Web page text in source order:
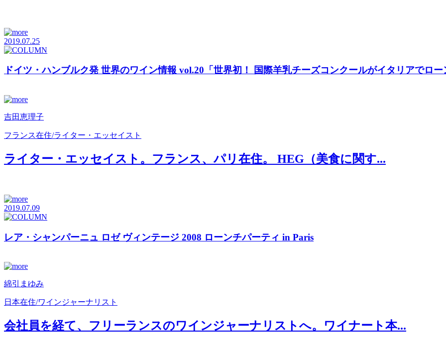
2019.07.25
ドイツ・ハンブルク発 世界のワイン情報 vol.20「世界初！ 国際羊乳チーズコンクールがイタリアでロー
吉田恵理子
フランス在住/ライター・エッセイスト
ライター・エッセイスト。フランス、パリ在住。 HEG（美食に関す...
2019.07.09
レア・シャンパーニュ ロゼ ヴィンテージ 2008 ローンチパーティ in Paris
綿引まゆみ
日本在住/ワインジャーナリスト
会社員を経て、フリーランスのワインジャーナリストへ。ワイナート本...